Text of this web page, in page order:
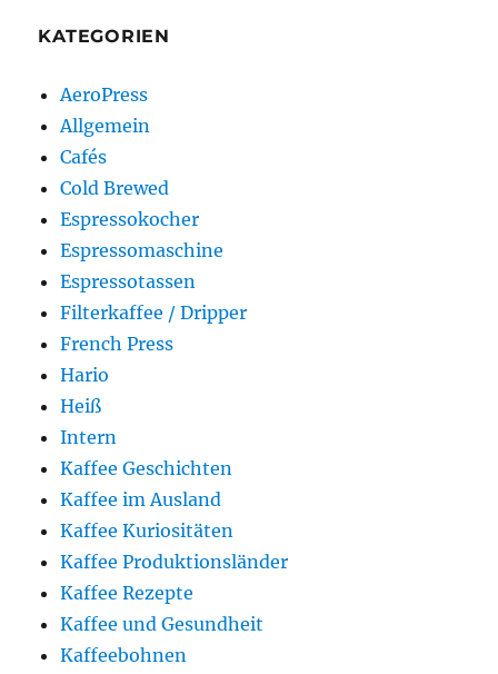
KATEGORIEN
AeroPress
Allgemein
Cafés
Cold Brewed
Espressokocher
Espressomaschine
Espressotassen
Filterkaffee / Dripper
French Press
Hario
Heiß
Intern
Kaffee Geschichten
Kaffee im Ausland
Kaffee Kuriositäten
Kaffee Produktionsländer
Kaffee Rezepte
Kaffee und Gesundheit
Kaffeebohnen